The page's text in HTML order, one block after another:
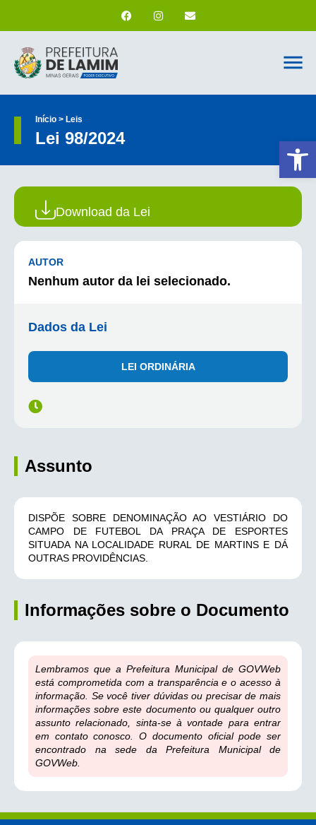
Início > Leis
Lei 98/2024
Download da Lei
AUTOR
Nenhum autor da lei selecionado.
Dados da Lei
LEI ORDINÁRIA
Assunto
DISPÕE SOBRE DENOMINAÇÃO AO VESTIÁRIO DO
CAMPO DE FUTEBOL DA PRAÇA DE ESPORTES
SITUADA NA LOCALIDADE RURAL DE MARTINS E DÁ
OUTRAS PROVIDÊNCIAS.
Informações sobre o Documento
Lembramos que a Prefeitura Municipal de GOVWeb
está comprometida com a transparência e o acesso à
informação. Se você tiver dúvidas ou precisar de mais
informações sobre este documento ou qualquer outro
assunto relacionado, sinta-se à vontade para entrar
em contato conosco. O documento oficial pode ser
encontrado na sede da Prefeitura Municipal de
GOVWeb.